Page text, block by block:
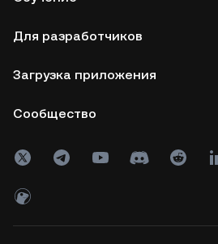
Для разработчиков
Загрузка приложения
Сообщество